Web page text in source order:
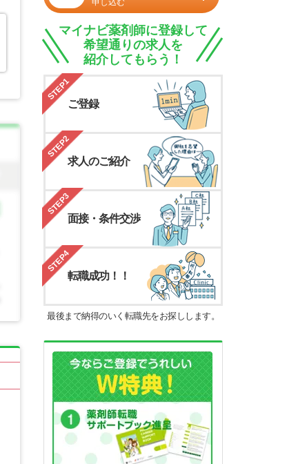
申し込む
マイナビ薬剤師に登録して
希望通りの求人を
紹介してもらう！
STEP1
ご登録
STEP2
求人のご紹介
STEP3
面接・条件交渉
STEP4
転職成功！！
最後まで納得のいく転職先をお探しします。